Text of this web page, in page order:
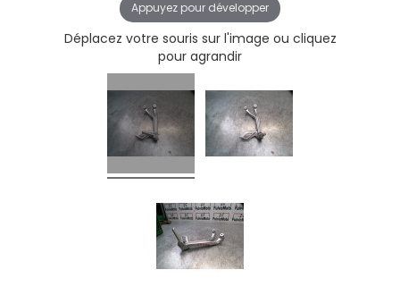
Appuyez pour développer
Déplacez votre souris sur l'image ou cliquez
pour agrandir